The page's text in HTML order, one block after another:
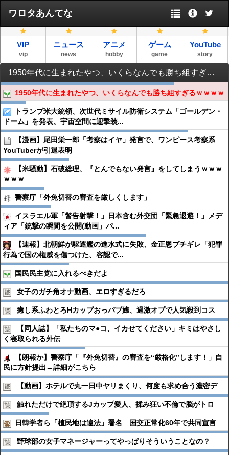
ワロタあんてな
VIP
vip
ニュース
news
アニメ
hobby
ゲーム
game
YouTube
story
1950年代に生まれたやつ、いくらなんでも勝ち組すぎるｗｗｗｗ
1950年代に生まれたやつ、いくらなんでも勝ち組すぎるｗｗｗｗ
トランプ米大統領、次世代ミサイル防衛システム「ゴールデン・
ドーム」を発表、宇宙空間に迎撃装...
【漫画】尾田栄一郎「考察はイヤ」発言で、ワンピース考察系
YouTuberが引退表明
【米騒動】石破総理、『とんでもない発言』をしてしまうｗｗｗ
ｗｗｗ
警察庁「外免切替の審査を厳しくします」
イスラエル軍「警告射撃！」日本含む外交団「緊急退避！」メデ
ィア「銃撃の瞬間を公開(動画」パ...
【速報】北朝鮮が駆逐艦の進水式に失敗、金正恩ブチギレ「犯罪
行為で国の権威を傷つけた、容認で...
国民民主党に入れるべきだよ
女子のガチ角オナ動画、エロすぎるだろ
癒し系ふわとろHカップおっパブ嬢、過激オプで人気殺到コス
【同人誌】「私たちのマ●︎コ、イカせてください」キミはやさし
く寝取られる外伝
【朗報か】警察庁「『外免切替』の審査を“厳格化”します！」自
民に方針提出→詳細がこちら
【動画】ホテルで丸一日中ヤリまくり、何度も求め合う濃密デ
触れただけで絶頂するJカップ愛人、揉み狂い不倫で脳がトロ
日韓学者ら「植民地は違法」署名 国交正常化60年で共同宣言
野球部の女子マネージャーってやっぱりそういうことなの？